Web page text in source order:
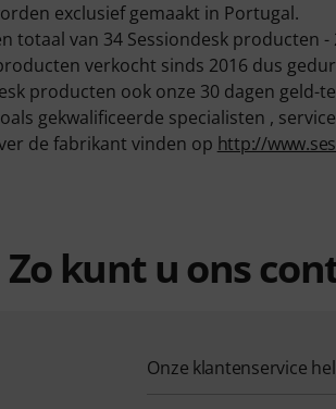
exclusief gemaakt in Portugal.
totaal van 34 Sessiondesk producten
verkocht sinds 2016 dus
producten ook onze 30 dagen
gekwalificeerde specialisten ,
de fabrikant vinden op http://
Zo kunt u ons
Onze klantenservice